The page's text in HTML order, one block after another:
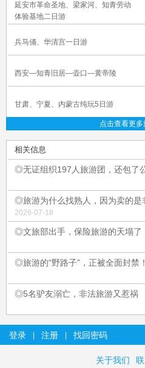
延安市革命圣地、梁家河、知青劳动
体验基地二日游
兵马俑、华清宫一日游
西安—知青旧居—壶口—黄帝陵
甘肃、宁夏、内蒙古纯玩5日游
点击查看更
相关信息
◎无证组织197人旅游团，还包了
◎旅游为什么找熟人，因为卖的是
2026-07-18
◎文旅部出手，保险旅游的天塌了
◎旅游的“野路子”，正被全面封禁！
◎5名驴友溺亡，非法旅游又惹祸
登录 注册 找回密码
关于我们